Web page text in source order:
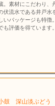
。素材にこだわり、
伏流水である井戸水
いパッケージも特徴
も評価を得ています。
鼓 深山淡ぶどう